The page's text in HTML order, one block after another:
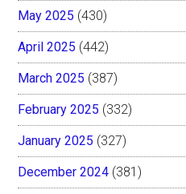
May 2025 (430)
April 2025 (442)
March 2025 (387)
February 2025 (332)
January 2025 (327)
December 2024 (381)